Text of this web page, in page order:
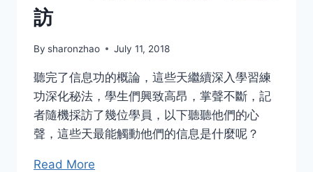
訪
By sharonzhao July 11, 2018
聽完了信息功的概論，這些天繼續深入學習練
功深化秘法，學生們興致高昂，掌聲不斷，記
者隨機採訪了幾位學員，以下聽聽他們的心
聲，這些天最能觸動他們的信息是什麼呢？
Read More